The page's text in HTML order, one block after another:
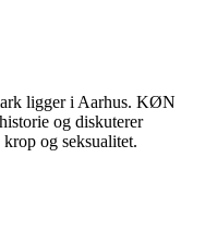
ligger i Aarhus. KØN
og diskuterer
og seksualitet.